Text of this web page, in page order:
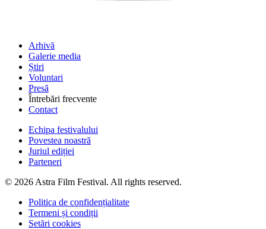
Arhivă
Galerie media
Știri
Voluntari
Presă
Întrebări frecvente
Contact
Echipa festivalului
Povestea noastră
Juriul ediției
Parteneri
© 2026 Astra Film Festival. All rights reserved.
Politica de confidențialitate
Termeni și condiții
Setări cookies